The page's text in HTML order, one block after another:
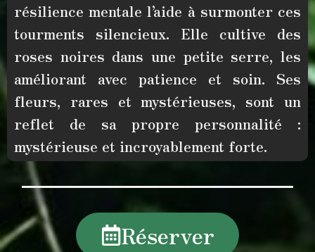
résilience mentale l’aide à surmonter ces
tourments silencieux. Elle cultive des
roses noires dans une petite serre, les
améliorant avec patience et soin. Ses
fleurs, rares et mystérieuses, sont un
reflet de sa propre personnalité :
mystérieuse et incroyablement forte.
Réserver